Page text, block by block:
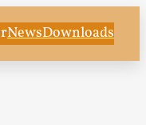
NewsDownloads